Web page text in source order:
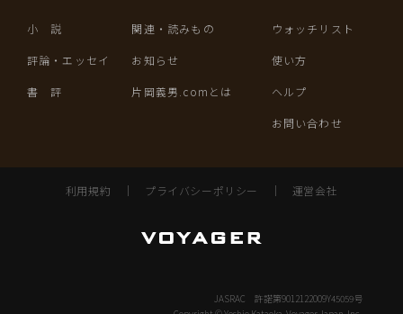
小 説
評論・エッセイ
書 評
関連・読みもの
お知らせ
片岡義男.comとは
ウォッチリスト
使い方
ヘルプ
お問い合わせ
利用規約 ｜ プライバシーポリシー ｜ 運営会社
JASRAC 許諾第9012122009Y45059号